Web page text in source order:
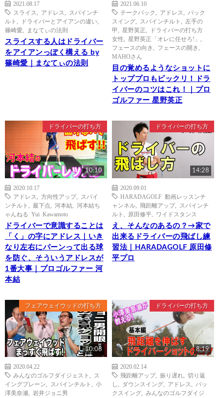
2021.08.17
スライス
アドレス
スパインチ
ルト
ドライバーとアイアンの違い
篠崎愛
まなてぃの法則
スライスする人はドライバー
をアイアンっぽく構える by
篠崎愛｜まなてぃの法則
2021.06.10
テークバック
アドレス
バック
スイング
スパインチルト
左手の
甲
星野英正
ドライバーの打ち方
女性
星野英正「オレに任せろ!」
フェースの向き
フェースの開き
MAHOさん
目の覚めるようなショットに
トッププロもビックリ！ドラ
イバーのコツはこれ！｜プロ
ゴルファー 星野英正
ドライバーの打ち方
10:10
2020.10.17
アドレス
方向性アップ,
スパイ
ンチルト
最下点 河本結
河本結ち
ゃんねる Yui Kawamoto
ドライバーで意識することは
「く」の字にアドレス｜いき
なり左右にパーンって出る球
を防ぐ、そういうアドレスが
1番大事｜プロゴルファー 河
本結
ドライバーの打ち方
14:28
2020.09.01
HARADAGOLF 動画レッスンチ
ャンネル
飛距離アップ,
スパインチ
ルト
原田修平 ワイドスタンス
え、そんなのあるの？→家で
出来るドライバーの飛ばし練
習法｜HARADAGOLF 原田修
平プロ
フェアウェイウッドの打ち方
10:08
2020.04.22
みんなのゴルフダイジェスト
ス
イングプレーン
スパインチルト
小
澤美奈瀬
岩井ジョニ男
ドライバーの打ち方
8:19
2020.02.14
飛距離アップ, 振り遅れ
切り返
し
ダウンスイング アドレス
バッ
クスイング
みんなのゴルフダイジ